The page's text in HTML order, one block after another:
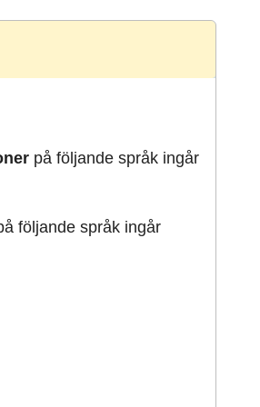
på följande språk ingår
följande språk ingår